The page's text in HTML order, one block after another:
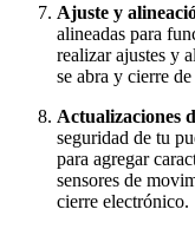
Ajuste y
alineadas para
realizar ajustes y
se abra y cierre
Actualizaciones
seguridad de tu
para agregar
sensores de
cierre electrónico.